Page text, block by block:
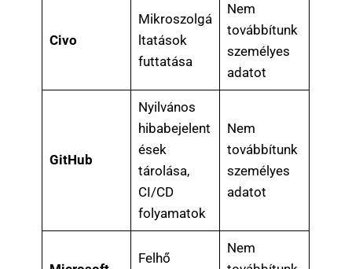
Civo
Mikroszolgá
ltatások
futtatása
Nem
továbbítunk
személyes
adatot
GitHub
Nyilvános
hibabejelent
ések
tárolása,
CI/CD
folyamatok
Nem
továbbítunk
személyes
adatot
Felhő
Nem